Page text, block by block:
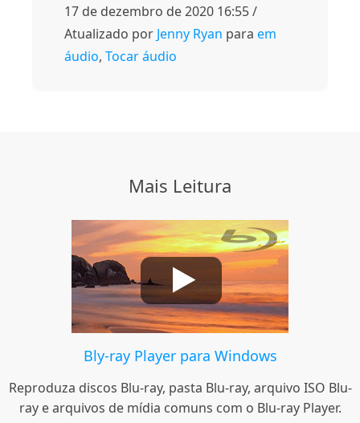
17 de dezembro de 2020 16:55 /
Atualizado por Jenny Ryan para em
áudio, Tocar áudio
Mais Leitura
Bly-ray Player para Windows
Reproduza discos Blu-ray, pasta Blu-ray, arquivo ISO Blu-
ray e arquivos de mídia comuns com o Blu-ray Player.